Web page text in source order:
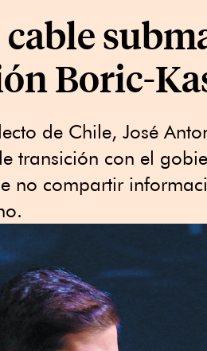
cable
Boric-
de Chile, José
transición con el
no compartir